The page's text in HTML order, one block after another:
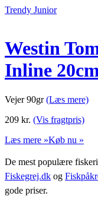
Trendy Junior
Westin
Inline
Vejer 90gr(Læs mere)
209 kr. (Vis fragtpris)
Læs mere »Køb nu »
De mest populære
Fiskegrej.dk og
gode priser.